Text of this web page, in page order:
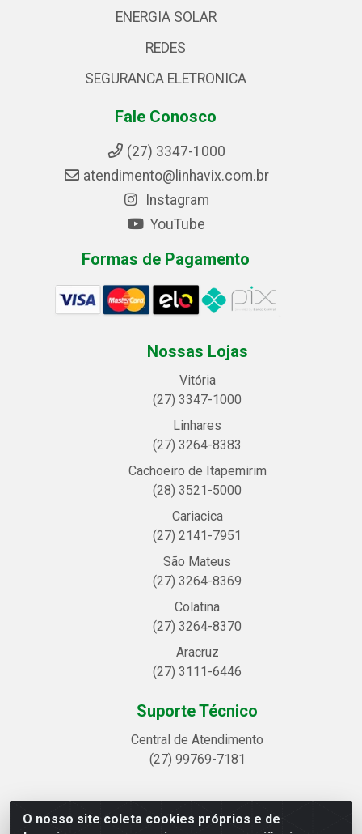
O nosso site coleta cookies próprios e de
ENERGIA SOLAR
REDES
SEGURANCA ELETRONICA
Fale Conosco
(27) 3347-1000
atendimento@linhavix.com.br
Instagram
YouTube
Formas de Pagamento
Nossas Lojas
Vitória
(27) 3347-1000
Linhares
(27) 3264-8383
Cachoeiro de Itapemirim
(28) 3521-5000
Cariacica
(27) 2141-7951
São Mateus
(27) 3264-8369
Colatina
(27) 3264-8370
Aracruz
(27) 3111-6446
Suporte Técnico
Central de Atendimento
(27) 99769-7181
Linhavix Distribuidora LTDA - Avenida Alegre, 2521 -